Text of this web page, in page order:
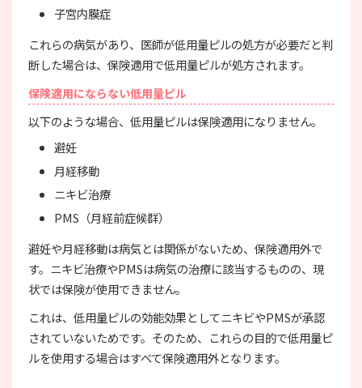
子宮内膜症
これらの病気があり、医師が低用量ピルの処方が必要だと判
断した場合は、保険適用で低用量ピルが処方されます。
保険適用にならない低用量ピル
以下のような場合、低用量ピルは保険適用になりません。
避妊
月経移動
ニキビ治療
PMS（月経前症候群）
避妊や月経移動は病気とは関係がないため、保険適用外で
す。ニキビ治療やPMSは病気の治療に該当するものの、現
状では保険が使用できません。
これは、低用量ピルの効能効果としてニキビやPMSが承認
されていないためです。そのため、これらの目的で低用量ピ
ルを使用する場合はすべて保険適用外となります。